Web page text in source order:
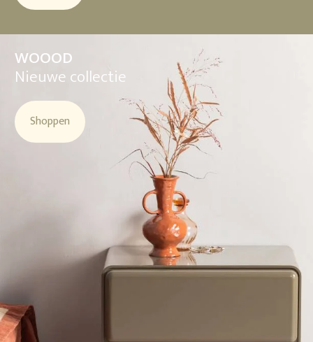
WOOOD
Nieuwe collectie
Shoppen